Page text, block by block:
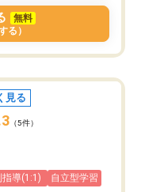
無料
る）
見る
（5件）
指導(1:1) 自立型学習